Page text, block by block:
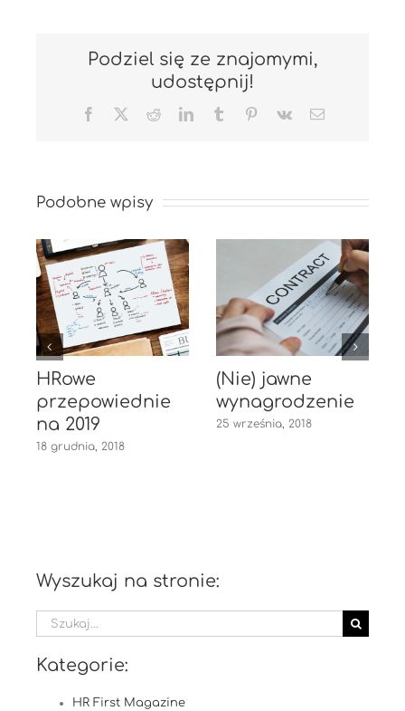
Podziel się ze znajomymi,
udostępnij!
Facebook RedditLinkedInTumblr Pinterest
Vk Email
Podobne wpisy
HRowe
przepowiednie
na 2019
18 grudnia, 2018
(Nie) jawne
wynagrodzenie
25 września, 2018
Wyszukaj na stronie:
Szukaj
Kategorie:
HR First Magazine